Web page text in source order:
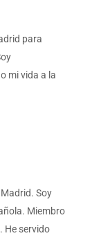
para
mi vida a la
Soy
Miembro
He servido